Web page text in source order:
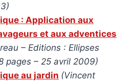
: Application aux
et aux adventices
– Editions : Ellipses
pages – 25 avril 2009)
au jardin (Vincent